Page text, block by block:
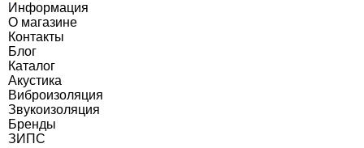
Информация
О магазине
Контакты
Блог
Каталог
Акустика
Виброизоляция
Звукоизоляция
Бренды
ЗИПС